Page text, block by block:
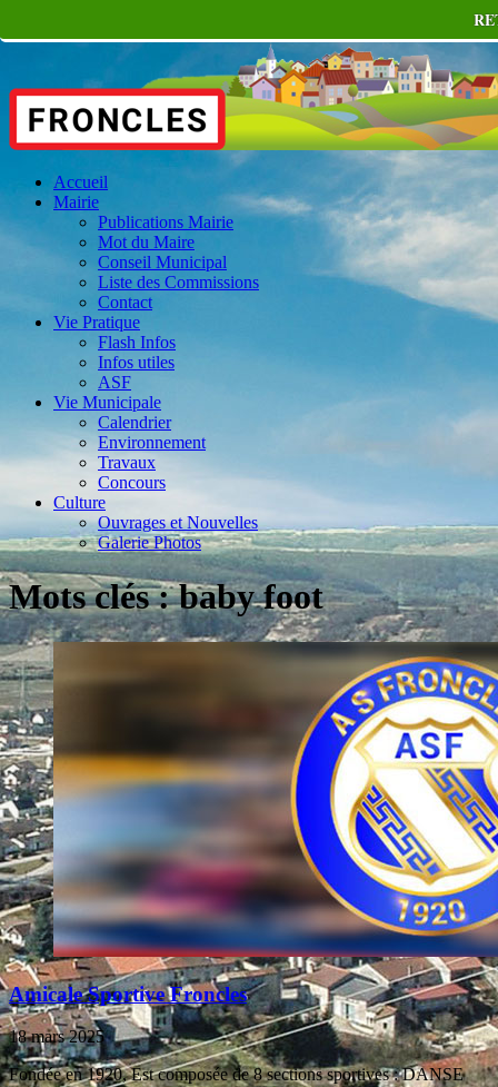
Accueil
Mairie
Publications Mairie
Mot du Maire
Conseil Municipal
Liste des Commissions
Contact
Vie Pratique
Flash Infos
Infos utiles
ASF
Vie Municipale
Calendrier
Environnement
Travaux
Concours
Culture
Ouvrages et Nouvelles
Galerie Photos
Mots clés : baby foot
Amicale Sportive Froncles
18 mars 2025
Fondée en 1920, Est composée de 8 sections sportives : DANSE